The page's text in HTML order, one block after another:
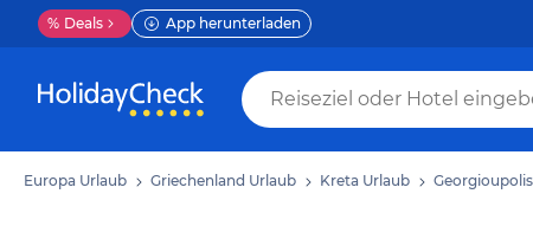
% Deals App herunterladen
Europa Urlaub Griechenland Urlaub Kreta Urlaub